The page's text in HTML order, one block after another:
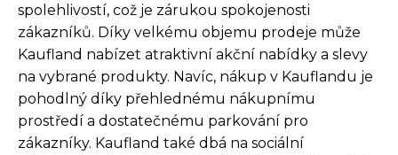
spolehlivostí, což je zárukou spokojenosti
zákazníků. Díky velkému objemu prodeje může
Kaufland nabízet atraktivní akční nabídky a slevy
na vybrané produkty. Navíc, nákup v Kauflandu je
pohodlný díky přehlednému nákupnímu
prostředí a dostatečnému parkování pro
zákazníky. Kaufland také dbá na sociální